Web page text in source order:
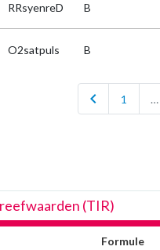
RRsyenreD B
O2satpuls B
chevron_left 1 …
(TIR)
Formule